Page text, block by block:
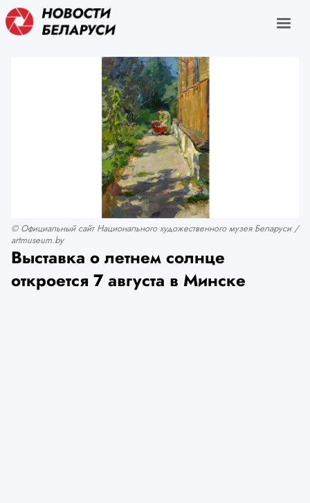
© Официальный сайт Национального художественного музея Беларуси /
artmuseum.by
Выставка о летнем солнце
откроется 7 августа в Минске